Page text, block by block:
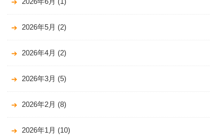
2026年5月 (2)
2026年4月 (2)
2026年3月 (5)
2026年2月 (8)
2026年1月 (10)